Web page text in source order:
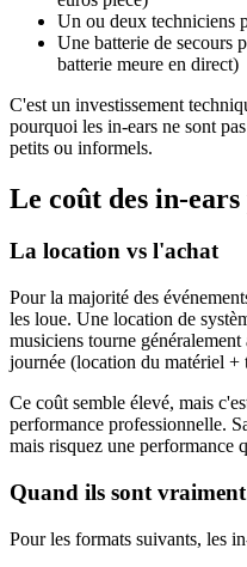
Un ou deux techniciens
Une batterie de secours
batterie meure en direct)
C'est un investissement
pourquoi les in-ears ne sont
petits ou informels.
Le coût des in-
La location vs l'achat
Pour la majorité des
les loue. Une location de
musiciens tourne
journée (location du matériel
Ce coût semble élevé, mais
performance professionnelle.
mais risquez une performance
Quand ils sont vraiment
Pour les formats suivants, les